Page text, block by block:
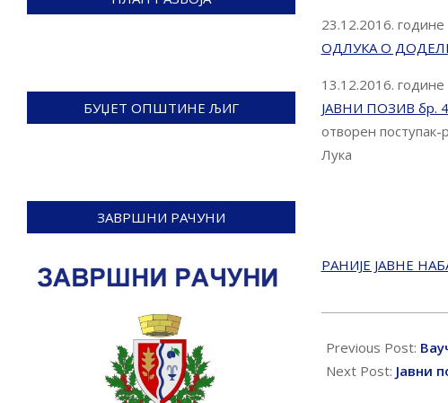
23.12.2016. године
ОДЛУКА О
13.12.2016. године
ЈАВНИ ПОЗИВ бр.
отворен поступак-
Лука
РАНИЈЕ ЈАВНЕ
12-
13
Previous Post:
Next Post: Јавни
БУЏЕТ ОПШТИНЕ ЉИГ
ЗАВРШНИ РАЧУНИ